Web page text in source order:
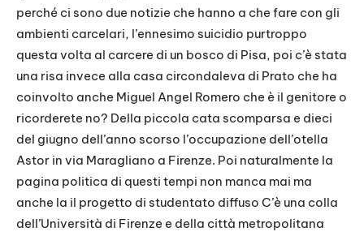
perché ci sono due notizie che hanno a che fare con gli
ambienti carcelari, l’ennesimo suicidio purtroppo
questa volta al carcere di un bosco di Pisa, poi c’è stata
una risa invece alla casa circondaleva di Prato che ha
coinvolto anche Miguel Angel Romero che è il genitore o
ricorderete no? Della piccola cata scomparsa e dieci
del giugno dell’anno scorso l’occupazione dell’otella
Astor in via Maragliano a Firenze. Poi naturalmente la
pagina politica di questi tempi non manca mai ma
anche la il progetto di studentato diffuso C’è una colla
dell’Università di Firenze e della città metropolitana